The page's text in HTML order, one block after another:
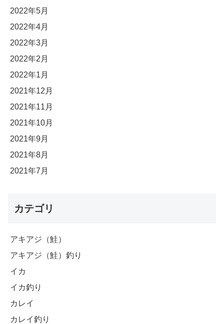
2022年5月
2022年4月
2022年3月
2022年2月
2022年1月
2021年12月
2021年11月
2021年10月
2021年9月
2021年8月
2021年7月
カテゴリ
アキアジ（鮭）
アキアジ（鮭）釣り
イカ
イカ釣り
カレイ
カレイ釣り